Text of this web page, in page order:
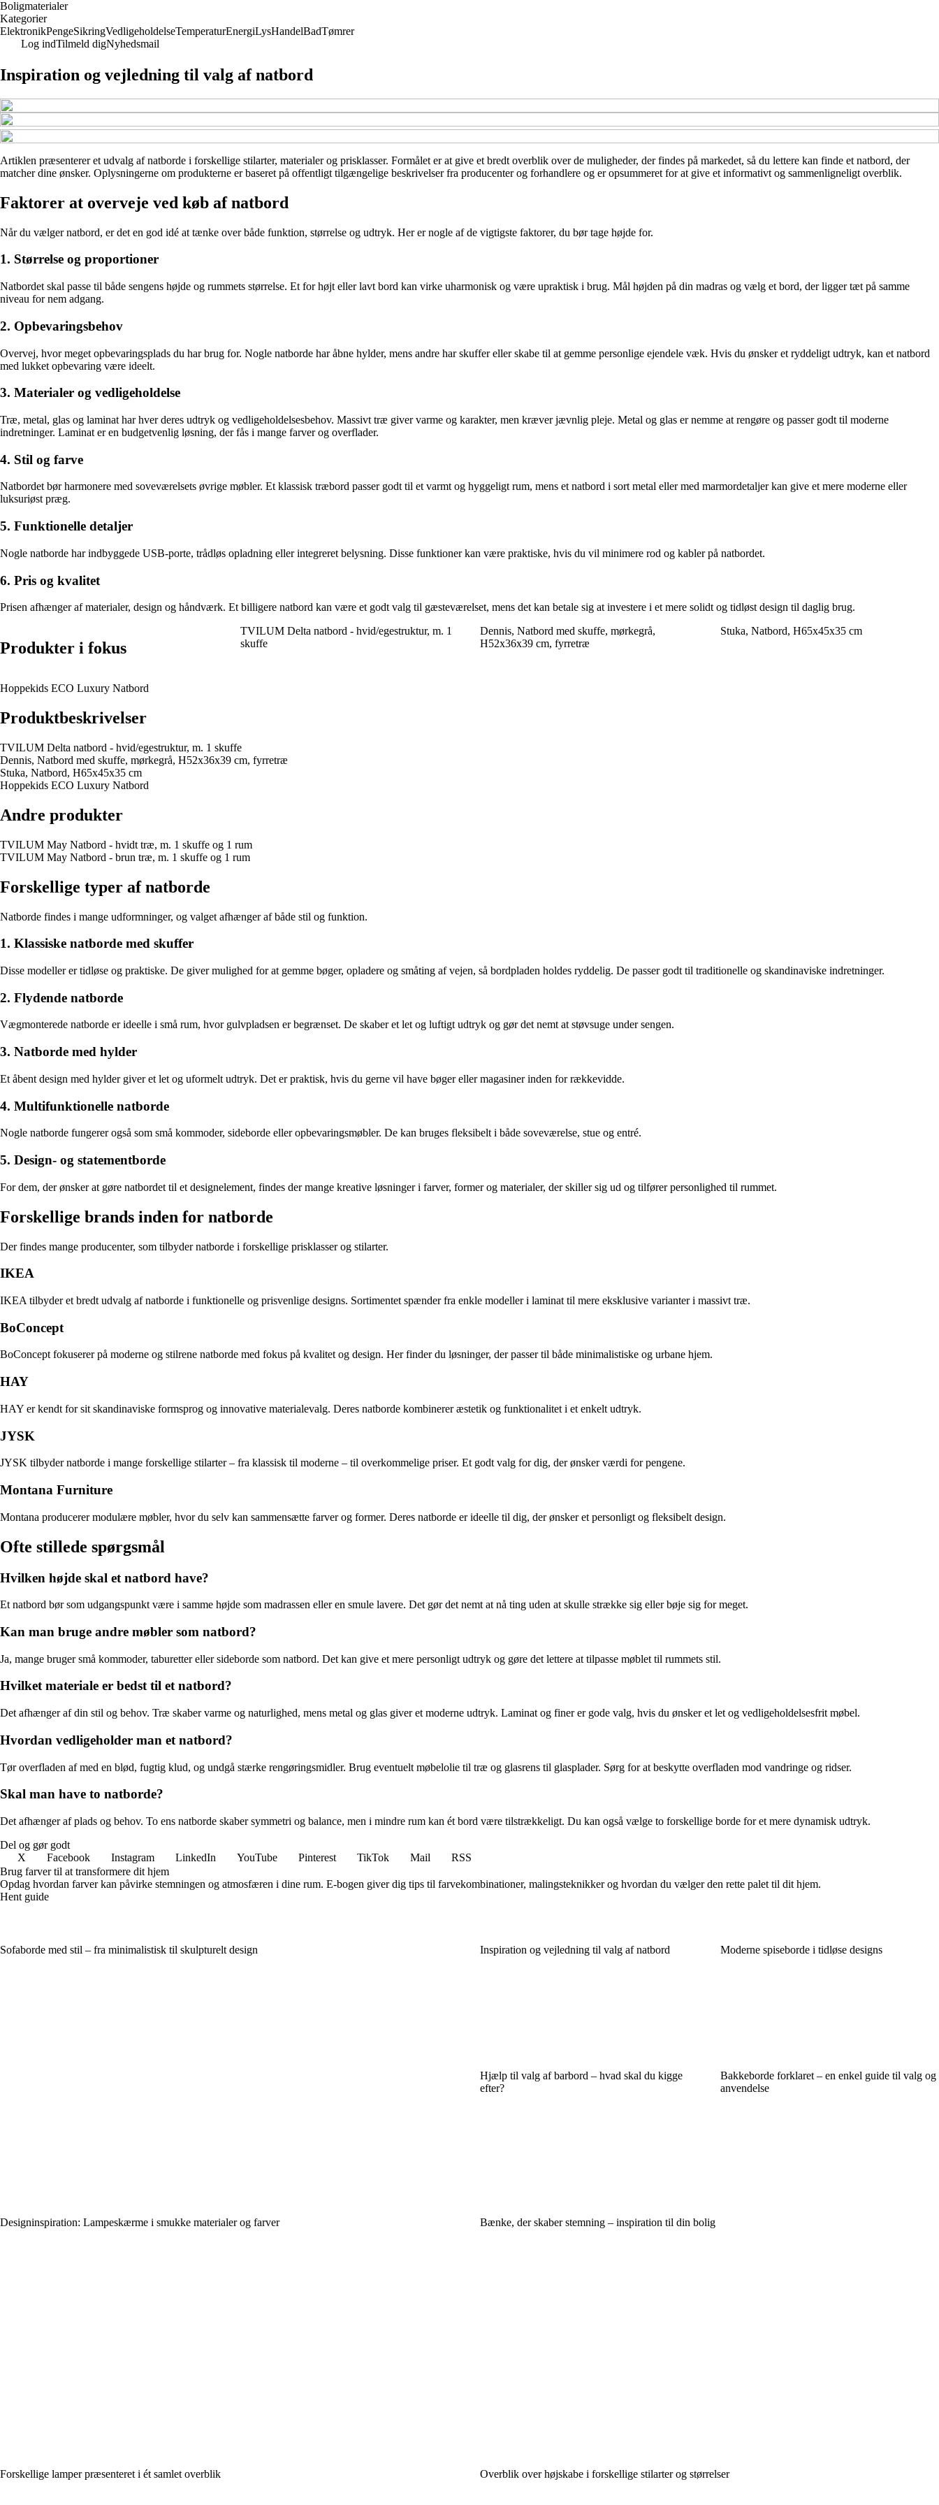
Boligmaterialer
Kategorier
ElektronikPengeSikringVedligeholdelseTemperaturEnergiLysHandelBadTømrer
Log indTilmeld digNyhedsmail
Inspiration og vejledning til valg af natbord
Artiklen præsenterer et udvalg af natborde i forskellige stilarter, materialer og prisklasser. Formålet er at give et bredt overblik over de muligheder, der findes på markedet, så du lettere kan finde et natbord, der
matcher dine ønsker. Oplysningerne om produkterne er baseret på offentligt tilgængelige beskrivelser fra producenter og forhandlere og er opsummeret for at give et informativt og sammenligneligt overblik.
Faktorer at overveje ved køb af natbord
Når du vælger natbord, er det en god idé at tænke over både funktion, størrelse og udtryk. Her er nogle af de vigtigste faktorer, du bør tage højde for.
1. Størrelse og proportioner
Natbordet skal passe til både sengens højde og rummets størrelse. Et for højt eller lavt bord kan virke uharmonisk og være upraktisk i brug. Mål højden på din madras og vælg et bord, der ligger tæt på samme
niveau for nem adgang.
2. Opbevaringsbehov
Overvej, hvor meget opbevaringsplads du har brug for. Nogle natborde har åbne hylder, mens andre har skuffer eller skabe til at gemme personlige ejendele væk. Hvis du ønsker et ryddeligt udtryk, kan et natbord
med lukket opbevaring være ideelt.
3. Materialer og vedligeholdelse
Træ, metal, glas og laminat har hver deres udtryk og vedligeholdelsesbehov. Massivt træ giver varme og karakter, men kræver jævnlig pleje. Metal og glas er nemme at rengøre og passer godt til moderne
indretninger. Laminat er en budgetvenlig løsning, der fås i mange farver og overflader.
4. Stil og farve
Natbordet bør harmonere med soveværelsets øvrige møbler. Et klassisk træbord passer godt til et varmt og hyggeligt rum, mens et natbord i sort metal eller med marmordetaljer kan give et mere moderne eller
luksuriøst præg.
5. Funktionelle detaljer
Nogle natborde har indbyggede USB-porte, trådløs opladning eller integreret belysning. Disse funktioner kan være praktiske, hvis du vil minimere rod og kabler på natbordet.
6. Pris og kvalitet
Prisen afhænger af materialer, design og håndværk. Et billigere natbord kan være et godt valg til gæsteværelset, mens det kan betale sig at investere i et mere solidt og tidløst design til daglig brug.
Produkter i fokus
TVILUM Delta natbord - hvid/egestruktur, m. 1
skuffe
Dennis, Natbord med skuffe, mørkegrå,
H52x36x39 cm, fyrretræ
Stuka, Natbord, H65x45x35 cm
Hoppekids ECO Luxury Natbord
Produktbeskrivelser
TVILUM Delta natbord - hvid/egestruktur, m. 1 skuffe
Dennis, Natbord med skuffe, mørkegrå, H52x36x39 cm, fyrretræ
Stuka, Natbord, H65x45x35 cm
Hoppekids ECO Luxury Natbord
Andre produkter
TVILUM May Natbord - hvidt træ, m. 1 skuffe og 1 rum
TVILUM May Natbord - brun træ, m. 1 skuffe og 1 rum
Forskellige typer af natborde
Natborde findes i mange udformninger, og valget afhænger af både stil og funktion.
1. Klassiske natborde med skuffer
Disse modeller er tidløse og praktiske. De giver mulighed for at gemme bøger, opladere og småting af vejen, så bordpladen holdes ryddelig. De passer godt til traditionelle og skandinaviske indretninger.
2. Flydende natborde
Vægmonterede natborde er ideelle i små rum, hvor gulvpladsen er begrænset. De skaber et let og luftigt udtryk og gør det nemt at støvsuge under sengen.
3. Natborde med hylder
Et åbent design med hylder giver et let og uformelt udtryk. Det er praktisk, hvis du gerne vil have bøger eller magasiner inden for rækkevidde.
4. Multifunktionelle natborde
Nogle natborde fungerer også som små kommoder, sideborde eller opbevaringsmøbler. De kan bruges fleksibelt i både soveværelse, stue og entré.
5. Design- og statementborde
For dem, der ønsker at gøre natbordet til et designelement, findes der mange kreative løsninger i farver, former og materialer, der skiller sig ud og tilfører personlighed til rummet.
Forskellige brands inden for natborde
Der findes mange producenter, som tilbyder natborde i forskellige prisklasser og stilarter.
IKEA
IKEA tilbyder et bredt udvalg af natborde i funktionelle og prisvenlige designs. Sortimentet spænder fra enkle modeller i laminat til mere eksklusive varianter i massivt træ.
BoConcept
BoConcept fokuserer på moderne og stilrene natborde med fokus på kvalitet og design. Her finder du løsninger, der passer til både minimalistiske og urbane hjem.
HAY
HAY er kendt for sit skandinaviske formsprog og innovative materialevalg. Deres natborde kombinerer æstetik og funktionalitet i et enkelt udtryk.
JYSK
JYSK tilbyder natborde i mange forskellige stilarter – fra klassisk til moderne – til overkommelige priser. Et godt valg for dig, der ønsker værdi for pengene.
Montana Furniture
Montana producerer modulære møbler, hvor du selv kan sammensætte farver og former. Deres natborde er ideelle til dig, der ønsker et personligt og fleksibelt design.
Ofte stillede spørgsmål
Hvilken højde skal et natbord have?
Et natbord bør som udgangspunkt være i samme højde som madrassen eller en smule lavere. Det gør det nemt at nå ting uden at skulle strække sig eller bøje sig for meget.
Kan man bruge andre møbler som natbord?
Ja, mange bruger små kommoder, taburetter eller sideborde som natbord. Det kan give et mere personligt udtryk og gøre det lettere at tilpasse møblet til rummets stil.
Hvilket materiale er bedst til et natbord?
Det afhænger af din stil og behov. Træ skaber varme og naturlighed, mens metal og glas giver et moderne udtryk. Laminat og finer er gode valg, hvis du ønsker et let og vedligeholdelsesfrit møbel.
Hvordan vedligeholder man et natbord?
Tør overfladen af med en blød, fugtig klud, og undgå stærke rengøringsmidler. Brug eventuelt møbelolie til træ og glasrens til glasplader. Sørg for at beskytte overfladen mod vandringe og ridser.
Skal man have to natborde?
Det afhænger af plads og behov. To ens natborde skaber symmetri og balance, men i mindre rum kan ét bord være tilstrækkeligt. Du kan også vælge to forskellige borde for et mere dynamisk udtryk.
Del og gør godt
X
Facebook Instagram LinkedIn YouTube Pinterest TikTok Mail
RSS
Brug farver til at transformere dit hjem
Opdag hvordan farver kan påvirke stemningen og atmosfæren i dine rum. E-bogen giver dig tips til farvekombinationer, malingsteknikker og hvordan du vælger den rette palet til dit hjem.
Hent guide
Sofaborde med stil – fra minimalistisk til skulpturelt design Inspiration og vejledning til valg af natbord Moderne spiseborde i tidløse designs
Hjælp til valg af barbord – hvad skal du kigge
efter?
Bakkeborde forklaret – en enkel guide til valg og
anvendelse
Designinspiration: Lampeskærme i smukke materialer og farver Bænke, der skaber stemning – inspiration til din bolig
Forskellige lamper præsenteret i ét samlet overblik Overblik over højskabe i forskellige stilarter og størrelser